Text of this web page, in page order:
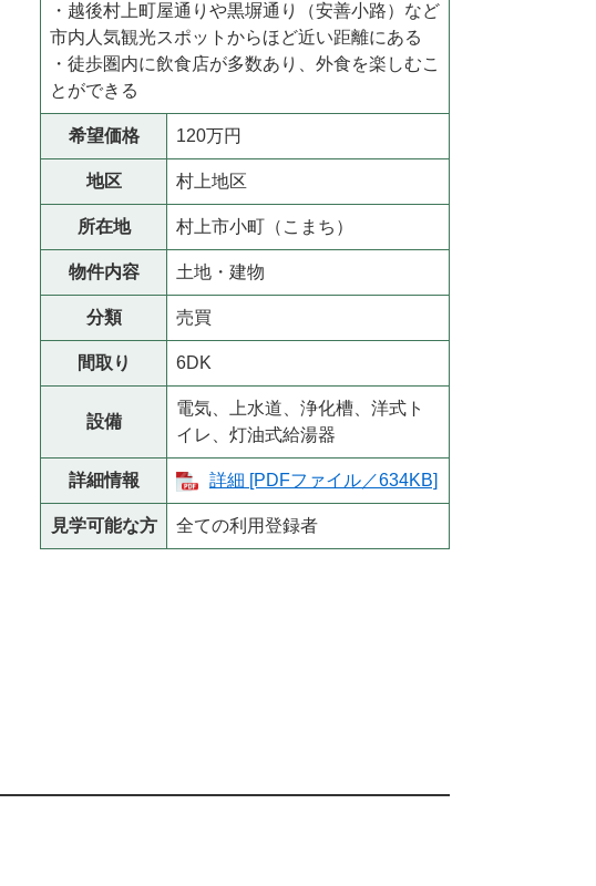
・越後村上町屋通りや黒塀通り（安善小路）など
市内人気観光スポットからほど近い距離にある
・徒歩圏内に飲食店が多数あり、外食を楽しむこ
とができる
希望価格 120万円
地区 村上地区
所在地 村上市小町（こまち）
物件内容 土地・建物
分類 売買
間取り 6DK
設備
電気、上水道、浄化槽、洋式ト
イレ、灯油式給湯器
詳細情報 詳細 [PDFファイル／634KB]
見学可能な方 全ての利用登録者